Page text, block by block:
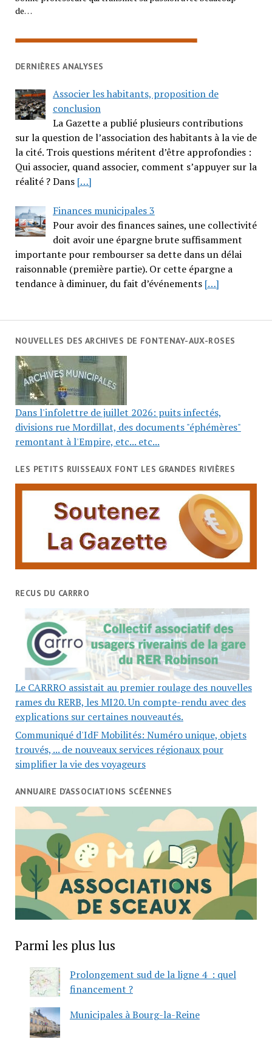
de…
DERNIÈRES ANALYSES
Associer les habitants, proposition de
conclusion
La Gazette a publié plusieurs contributions
sur la question de l’association des habitants à la vie de
la cité. Trois questions méritent d’être approfondies :
Qui associer, quand associer, comment s’appuyer sur la
réalité ? Dans […]
Finances municipales 3
Pour avoir des finances saines, une collectivité
doit avoir une épargne brute suffisamment
importante pour rembourser sa dette dans un délai
raisonnable (première partie). Or cette épargne a
tendance à diminuer, du fait d’événements […]
NOUVELLES DES ARCHIVES DE FONTENAY-AUX-ROSES
Dans l'infolettre de juillet 2026: puits infectés,
divisions rue Mordillat, des documents "éphémères"
remontant à l'Empire, etc... etc...
LES PETITS RUISSEAUX FONT LES GRANDES RIVIÈRES
RECUS DU CARRRO
Le CARRRO assistait au premier roulage des nouvelles
rames du RERB, les MI20. Un compte-rendu avec des
explications sur certaines nouveautés.
Communiqué d'IdF Mobilités: Numéro unique, objets
trouvés, ... de nouveaux services régionaux pour
simplifier la vie des voyageurs
ANNUAIRE D’ASSOCIATIONS SCÉENNES
Parmi les plus lus
Prolongement sud de la ligne 4 : quel
financement ?
Municipales à Bourg-la-Reine